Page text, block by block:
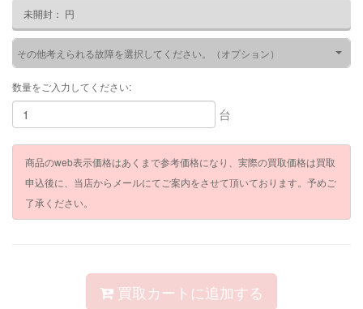
未開封： 円
その他考えられる故障を選択してください。（オプション）
数量をご入力してください:
台
商品のweb表示価格はあくまで参考価格になり、実際の買取価格は買取
申込後に、当店からメールにてご案内をさせて頂いております。予めご
了承ください。
買取カートに追加する